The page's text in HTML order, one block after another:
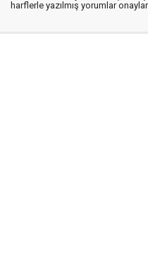
harflerle yazılmış yorumlar